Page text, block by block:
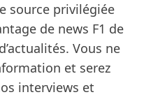
source privilégiée
de news F1 de
Vous ne
et serez
interviews et